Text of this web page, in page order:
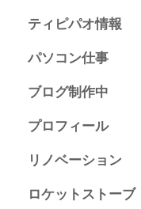
ティピパオ情報
パソコン仕事
ブログ制作中
プロフィール
リノベーション
ロケットストーブ